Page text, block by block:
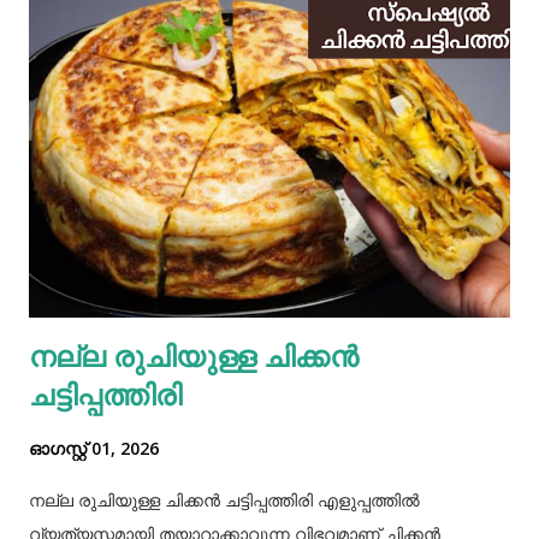
നല്ല രുചിയുള്ള ചിക്കൻ
ചട്ടിപ്പത്തിരി
ഓഗസ്റ്റ് 01, 2026
നല്ല രുചിയുള്ള ചിക്കൻ ചട്ടിപ്പത്തിരി എളുപ്പത്തിൽ
വ്യത്യസ്തമായി തയാറാക്കാവുന്ന വിഭവമാണ് ചിക്കൻ